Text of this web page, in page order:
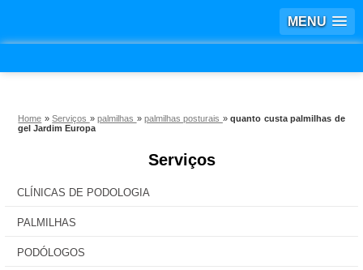
MENU
Home »Serviços »palmilhas »palmilhas posturais »quanto custa palmilhas de
gel Jardim Europa
Serviços
CLÍNICAS DE PODOLOGIA
PALMILHAS
PODÓLOGOS